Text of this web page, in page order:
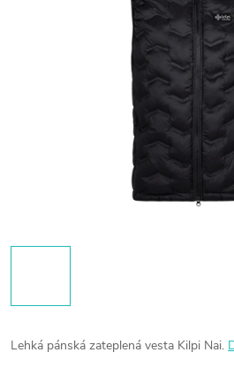
Lehká pánská zateplená vesta Kilpi Nai.